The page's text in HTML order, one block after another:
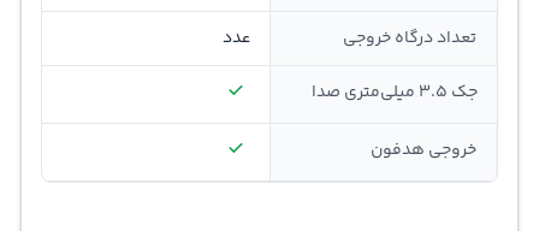
تعداد درگاه خروجی عدد
جک 3.5 میلی‌متری صدا
خروجی هدفون